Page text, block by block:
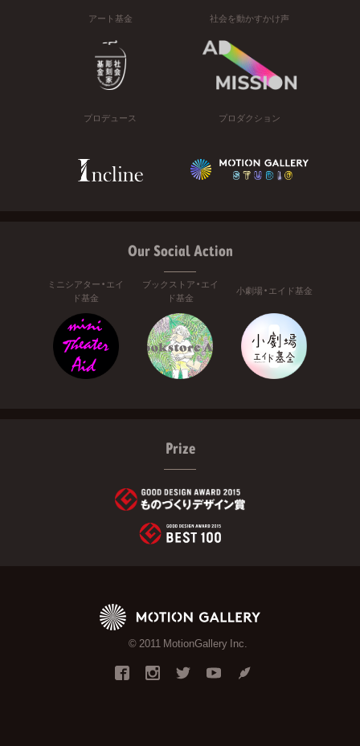
アート基金 社会を動かすかけ声
プロデュース プロダクション
Our Social Action
ミニシアター・エイ
ド基金
ブックストア・エイ
ド基金
小劇場・エイド基金
Prize
© 2011 MotionGallery Inc.